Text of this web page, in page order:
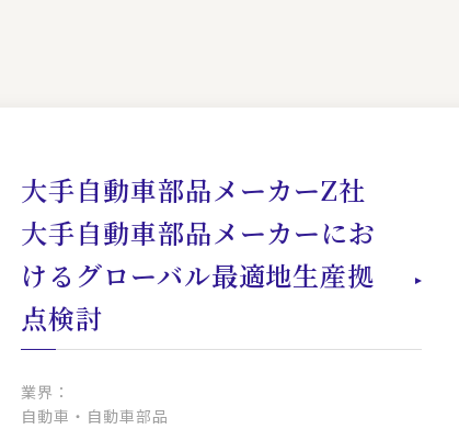
大手自動車部品メーカーZ社
大手自動車部品メーカーにお
けるグローバル最適地生産拠
点検討
業界：
自動車・自動車部品